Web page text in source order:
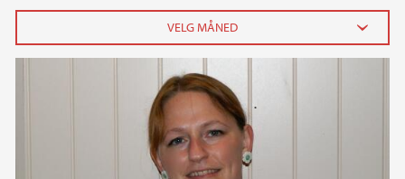
2026
juni (1)
april (2)
februar (1)